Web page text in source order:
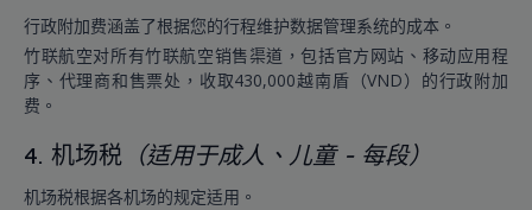
行政附加费涵盖了根据您的行程维护数据管理系统的成本。
竹联航空对所有竹联航空销售渠道，包括官方网站、移动应用程
序、代理商和售票处，收取430,000越南盾（VND）的行政附加
费。
4. 机场税 （适用于成人、儿童 - 每段）
机场税根据各机场的规定适用。